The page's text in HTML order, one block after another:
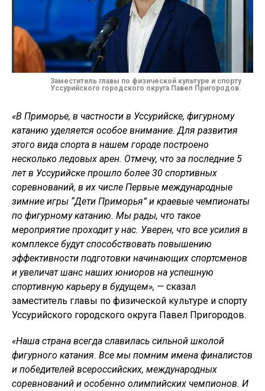
Заместитель главы по физической культуре и спорту
Уссурийского городского округа Павел Пригородов.
«В Приморье, в частности в Уссурийске, фигурному
катанию уделяется особое внимание. Для развития
этого вида спорта в нашем городе построено
несколько ледовых арен. Отмечу, что за последние 5
лет в Уссурийске прошло более 30 спортивных
соревнований, в их числе Первые международные
зимние игры “Дети Приморья” и краевые чемпионаты
по фигурному катанию. Мы рады, что такое
мероприятие проходит у нас. Уверен, что все усилия в
комплексе будут способствовать повышению
эффективности подготовки начинающих спортсменов
и увеличат шанс наших юниоров на успешную
спортивную карьеру в будущем», — сказал
заместитель главы по физической культуре и спорту
Уссурийского городского округа Павел Пригородов.
«Наша страна всегда славилась сильной школой
фигурного катания. Все мы помним имена финалистов
и победителей всероссийских, международных
соревнований и особенно олимпийских чемпионов. И